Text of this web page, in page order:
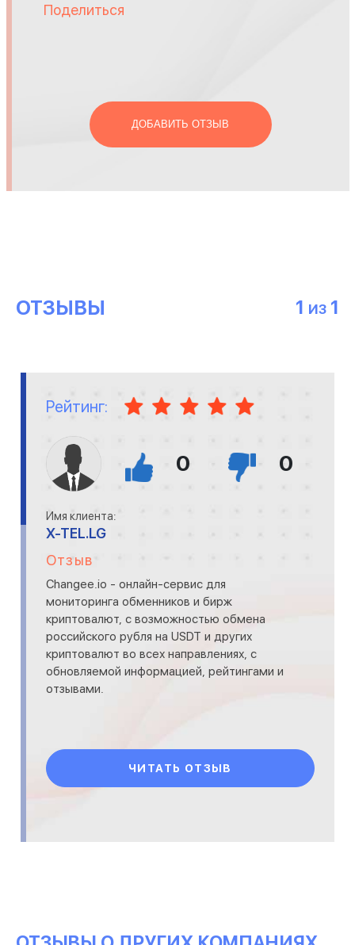
Поделиться
ДОБАВИТЬ ОТЗЫВ
ОТЗЫВЫ 1 ИЗ 1
Рейтинг:
0 0
Имя клиента:
X-TEL.LG
Отзыв
Changee.io - онлайн-сервис для
мониторинга обменников и бирж
криптовалют, с возможностью обмена
российского рубля на USDT и других
криптовалют во всех направлениях, с
обновляемой информацией, рейтингами и
отзывами.
ЧИТАТЬ ОТЗЫВ